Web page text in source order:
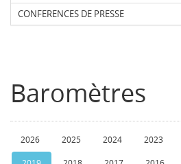
CONFERENCES DE PRESSE
Baromètres
2026 2025 2024 2023